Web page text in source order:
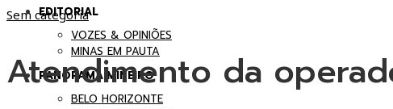
EDITORIAL
VOZES & OPINIÕES
MINAS EM PAUTA
PANORAMA MINEIRO
BELO HORIZONTE
Sem categoria
Atendimento da